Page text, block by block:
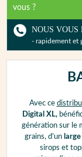
vous ?
NOUS VOUS
- rapidement et
Avec ce
Digital XL,
génération sur le
grains, d’un
sirops et